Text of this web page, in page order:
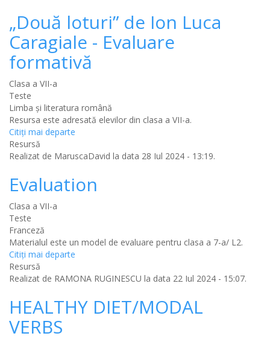
„Două loturi” de Ion Luca
Caragiale - Evaluare
formativă
Clasa a VII-a
Teste
Limba şi literatura română
Resursa este adresată elevilor din clasa a VII-a.
Citiţi mai departe
Resursă
Realizat de MaruscaDavid la data 28 Iul 2024 - 13:19.
Evaluation
Clasa a VII-a
Teste
Franceză
Materialul este un model de evaluare pentru clasa a 7-a/ L2.
Citiţi mai departe
Resursă
Realizat de RAMONA RUGINESCU la data 22 Iul 2024 - 15:07.
HEALTHY DIET/MODAL
VERBS